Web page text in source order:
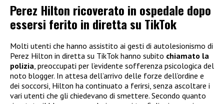
Perez Hilton ricoverato in ospedale dopo
essersi ferito in diretta su TikTok
Molti utenti che hanno assistito ai gesti di autolesionismo di
Perez Hilton in diretta su TikTok hanno subito chiamato la
polizia , preoccupati per l’evidente sofferenza psicologica del
noto blogger. In attesa dell’arrivo delle forze dell’ordine e
dei soccorsi, Hilton ha continuato a ferirsi, senza ascoltare i
vari utenti che gli chiedevano di smettere. Secondo quanto